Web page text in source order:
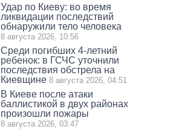
Удар по Киеву: во время
ликвидации последствий
обнаружили тело человека
8 августа 2026, 10:56
Среди погибших 4-летний
ребенок: в ГСЧС уточнили
последствия обстрела на
Киевщине 8 августа 2026, 04:51
В Киеве после атаки
баллистикой в двух районах
произошли пожары
8 августа 2026, 03:47